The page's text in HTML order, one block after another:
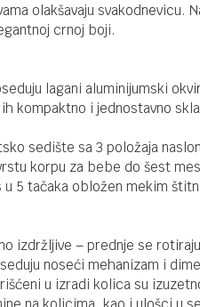
olakšavaju svakodnevicu.
crnoj boji.
lagani aluminijumski
kompaktno i jednostavno
sedište sa 3 položaja
korpu za bebe do šest
u 5 tačaka obložen mekim
izdržljive – prednje se
noseći mehanizam i
u izradi kolica su